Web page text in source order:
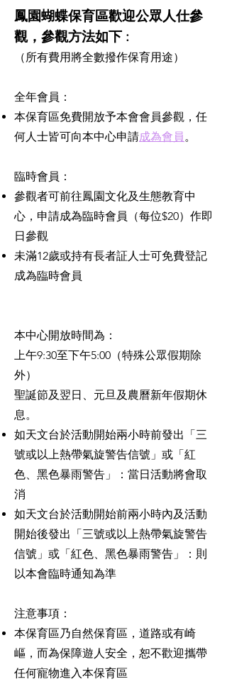
鳳園蝴蝶保育區歡迎公眾人仕參
觀，參觀方法如下 :
（所有費用將全數撥作保育用途）
全年會員：
本保育區免費開放予本會會員參觀，任
何人士皆可向本中心申請成為會員。
臨時會員：
參觀者可前往鳳園文化及生態教育中
心，申請成為臨時會員（每位$20）作即
日參觀
未滿12歲或持有長者証人士可免費登記
成為臨時會員
本中心開放時間為：
上午9:30至下午5:00（特殊公眾假期除
外）
聖誕節及翌日、元旦及農曆新年假期休
息。
如天文台於活動開始兩小時前發出「三
號或以上熱帶氣旋警告信號」或「紅
色、黑色暴雨警告」：當日活動將會取
消
如天文台於活動開始前兩小時內及活動
開始後發出「三號或以上熱帶氣旋警告
信號」或「紅色、黑色暴雨警告」：則
以本會臨時通知為準
注意事項：
本保育區乃自然保育區，道路或有崎
嶇，而為保障遊人安全，恕不歡迎攜帶
任何寵物進入本保育區